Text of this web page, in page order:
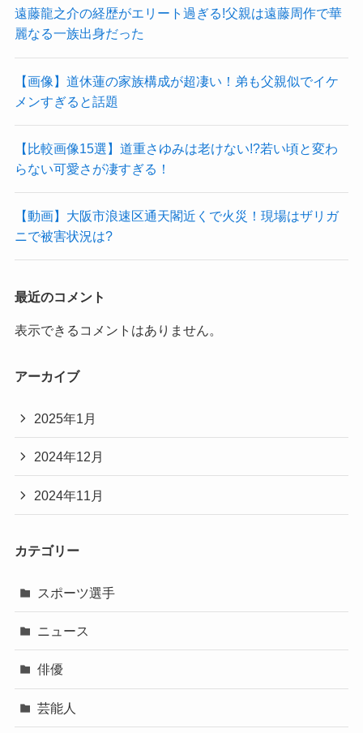
遠藤龍之介の経歴がエリート過ぎる!父親は遠藤周作で華
麗なる一族出身だった
【画像】道休蓮の家族構成が超凄い！弟も父親似でイケ
メンすぎると話題
【比較画像15選】道重さゆみは老けない!?若い頃と変わ
らない可愛さが凄すぎる！
【動画】大阪市浪速区通天閣近くで火災！現場はザリガ
ニで被害状況は?
最近のコメント
表示できるコメントはありません。
アーカイブ
2025年1月
2024年12月
2024年11月
カテゴリー
スポーツ選手
ニュース
俳優
芸能人